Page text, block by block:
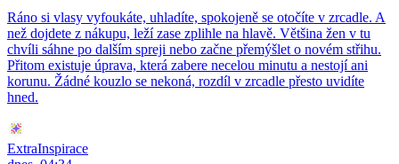
Ráno si vlasy vyfoukáte, uhladíte, spokojeně se otočíte v zrcadle. A
než dojdete z nákupu, leží zase zplihle na hlavě. Většina žen v tu
chvíli sáhne po dalším spreji nebo začne přemýšlet o novém střihu.
Přitom existuje úprava, která zabere necelou minutu a nestojí ani
korunu. Žádné kouzlo se nekoná, rozdíl v zrcadle přesto uvidíte
hned.
ExtraInspirace